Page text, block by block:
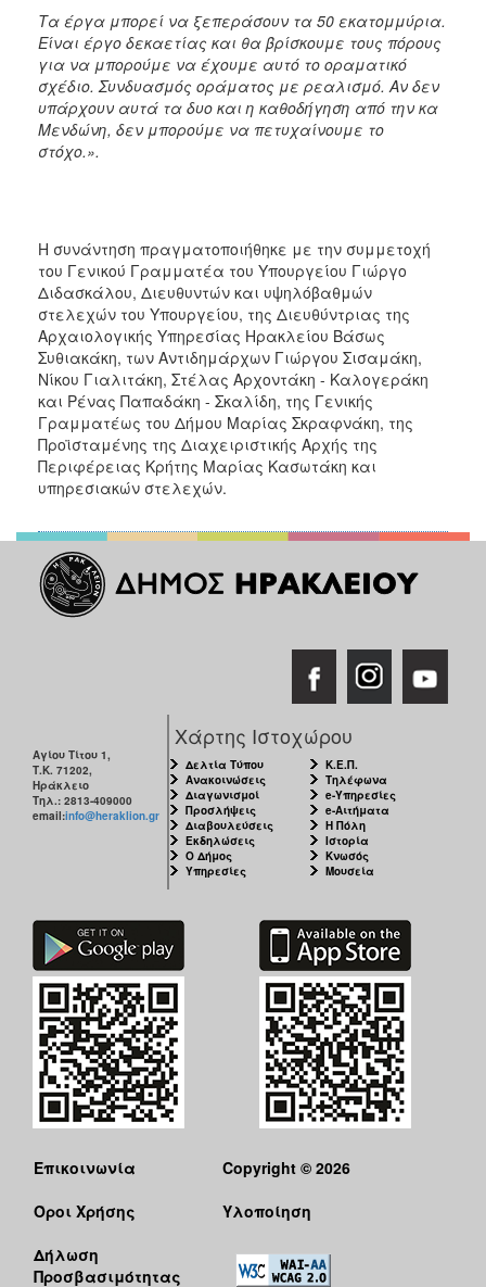
Τα έργα μπορεί να ξεπεράσουν τα 50 εκατομμύρια.
Είναι έργο δεκαετίας και θα βρίσκουμε τους πόρους
για να μπορούμε να έχουμε αυτό το οραματικό
σχέδιο. Συνδυασμός οράματος με ρεαλισμό. Αν δεν
υπάρχουν αυτά τα δυο και η καθοδήγηση από την κα
Μενδώνη, δεν μπορούμε να πετυχαίνουμε το
στόχο.».
Η συνάντηση πραγματοποιήθηκε με την συμμετοχή
του Γενικού Γραμματέα του Υπουργείου Γιώργο
Διδασκάλου, Διευθυντών και υψηλόβαθμών
στελεχών του Υπουργείου, της Διευθύντριας της
Αρχαιολογικής Υπηρεσίας Ηρακλείου Βάσως
Συθιακάκη, των Αντιδημάρχων Γιώργου Σισαμάκη,
Νίκου Γιαλιτάκη, Στέλας Αρχοντάκη - Καλογεράκη
και Ρένας Παπαδάκη - Σκαλίδη, της Γενικής
Γραμματέως του Δήμου Μαρίας Σκραφνάκη, της
Προϊσταμένης της Διαχειριστικής Αρχής της
Περιφέρειας Κρήτης Μαρίας Κασωτάκη και
υπηρεσιακών στελεχών.
Αγίου Τίτου 1,
Τ.Κ. 71202,
Ηράκλειο
Τηλ.: 2813-409000
email:info@heraklion.gr
Χάρτης Ιστοχώρου
Δελτία Τύπου
Ανακοινώσεις
Διαγωνισμοί
Προσλήψεις
Διαβουλεύσεις
Εκδηλώσεις
Ο Δήμος
Υπηρεσίες
Κ.Ε.Π.
Τηλέφωνα
e-Υπηρεσίες
e-Αιτήματα
Η Πόλη
Ιστορία
Κνωσός
Μουσεία
Επικοινωνία
Όροι Χρήσης
Δήλωση
Προσβασιμότητας
Copyright © 2026
Υλοποίηση